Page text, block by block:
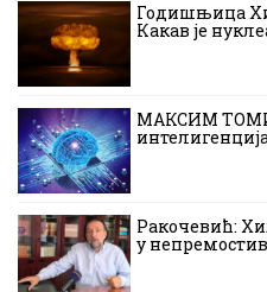
Годишњица
Какав је
МАКСИМ
Ракочевић:
у